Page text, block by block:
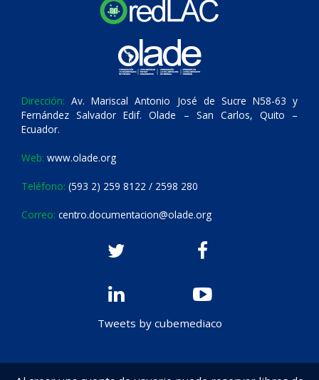
Dirección: Av. Mariscal Antonio José de Sucre N58-63 y
Fernández Salvador Edif. Olade – San Carlos, Quito –
Ecuador.
Web: www.olade.org
Teléfono: (593 2) 259 8122 / 2598 280
Correo: centro.documentacion@olade.org
Tweets by cubemediaco